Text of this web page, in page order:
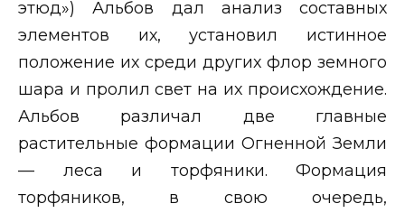
этюд») Альбов дал анализ составных
элементов их, установил истинное
положение их среди других флор земного
шара и пролил свет на их происхождение.
Альбов различал две главные
растительные формации Огненной Земли
— леса и торфяники. Формация
торфяников, в свою очередь,